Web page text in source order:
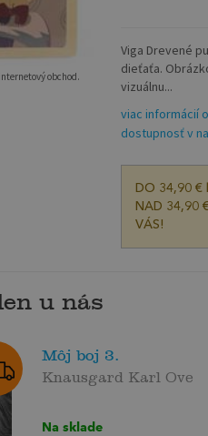
obchod.
Viga Drevené
dieťaťa.
vizuálnu...
viac informácií
dostupnosť v
DO 34,90 €
NAD 34,90
VÁS!
u nás
Môj boj 3.
Knausgard Karl Ove
Na sklade